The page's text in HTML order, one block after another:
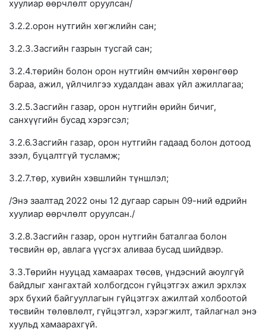
хуулиар өөрчлөлт оруулсан/
3.2.2.орон нутгийн хөгжлийн сан;
3.2.3.Засгийн газрын тусгай сан;
3.2.4.төрийн болон орон нутгийн өмчийн хөрөнгөөр
бараа, ажил, үйлчилгээ худалдан авах үйл ажиллагаа;
3.2.5.Засгийн газар, орон нутгийн өрийн бичиг,
санхүүгийн бусад хэрэгсэл;
3.2.6.Засгийн газар, орон нутгийн гадаад болон дотоод
зээл, буцалтгүй тусламж;
3.2.7.төр, хувийн хэвшлийн түншлэл;
/Энэ заалтад 2022 оны 12 дугаар сарын 09-ний өдрийн
хуулиар өөрчлөлт оруулсан./
3.2.8.Засгийн газар, орон нутгийн баталгаа болон
төсвийн өр, авлага үүсгэх аливаа бусад шийдвэр.
3.3.Төрийн нууцад хамаарах төсөв, үндэсний аюулгүй
байдлыг хангахтай холбогдсон гүйцэтгэх ажил эрхлэх
эрх бүхий байгууллагын гүйцэтгэх ажилтай холбоотой
төсвийн төлөвлөлт, гүйцэтгэл, хэрэгжилт, тайлагнал энэ
хуульд хамаарахгүй.